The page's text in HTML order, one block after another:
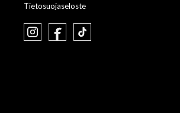
Tietosuojaseloste